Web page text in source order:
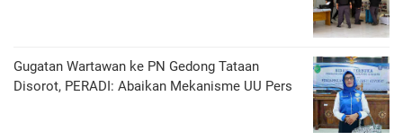
Gugatan Wartawan ke PN Gedong Tataan
Disorot, PERADI: Abaikan Mekanisme UU Pers